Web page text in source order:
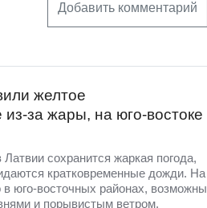
Добавить комментарий
желтое
за жары, на юго-востоке
Латвии сохранится жаркая погода,
кратковременные дожди. На
в юго-восточных районах, возможны
и порывистым ветром.